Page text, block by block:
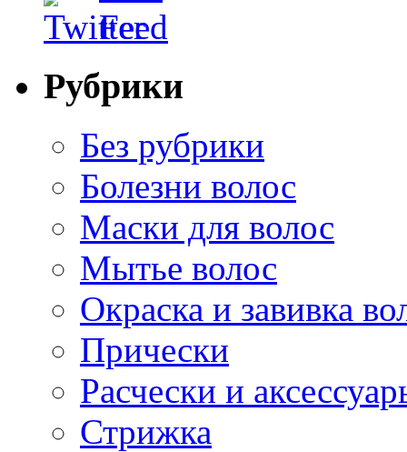
Рубрики
Без рубрики
Болезни волос
Маски для волос
Мытье волос
Окраска и завивка
Прически
Расчески и
Стрижка